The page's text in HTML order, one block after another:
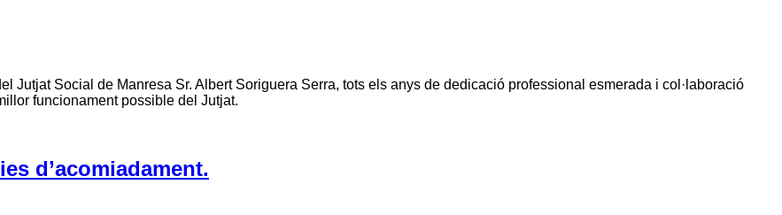
Jutjat Social de Manresa Sr. Albert Soriguera Serra, tots els anys de dedicació professional esmerada i col·laboració
funcionament possible del Jutjat.
d’acomiadament.